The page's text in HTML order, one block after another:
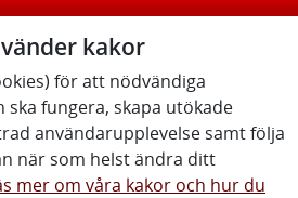
kakor
för att nödvändiga
fungera, skapa utökade
användarupplevelse samt följa
när som helst ändra ditt
mer om våra kakor och hur du